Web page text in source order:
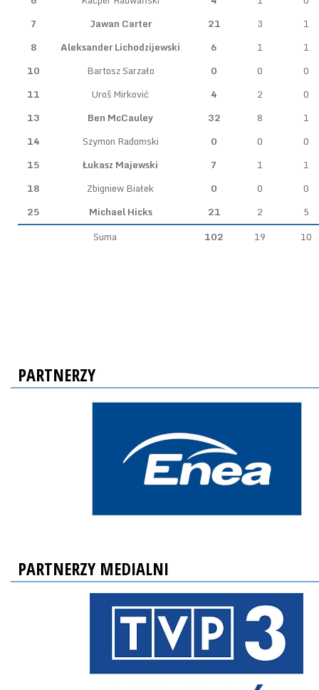
7
Jawan Carter 21 3
1
8
Aleksander Lichodzijewski 6 1
1
10
Bartosz Sarzało 0 0
0
11
Uroš Mirković 4 2
0
13
Ben McCauley 32 8
1
14
Szymon Radomski 0 0
0
15
Łukasz Majewski 7 1
1
18
Zbigniew Białek 0 0
0
25
Michael Hicks 21 2
5
Suma
102 19 10
PARTNERZY
PARTNERZY MEDIALNI